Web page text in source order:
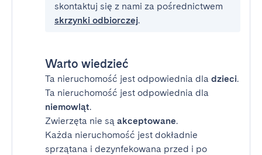
skontaktuj się z nami za pośrednictwem
skrzynki odbiorczej.
Warto wiedzieć
Ta nieruchomość jest odpowiednia dla dzieci.
Ta nieruchomość jest odpowiednia dla
niemowląt.
Zwierzęta nie są akceptowane.
Każda nieruchomość jest dokładnie
sprzątana i dezynfekowana przed i po